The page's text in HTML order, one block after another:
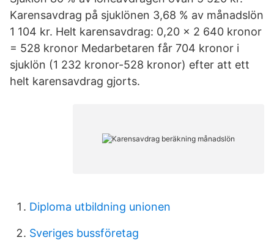
Karensavdrag på sjuklönen 3,68 % av månadslön
1 104 kr. Helt karensavdrag: 0,20 x 2 640 kronor
= 528 kronor Medarbetaren får 704 kronor i
sjuklön (1 232 kronor-528 kronor) efter att ett
helt karensavdrag gjorts.
Diploma utbildning unionen
Sveriges bussföretag